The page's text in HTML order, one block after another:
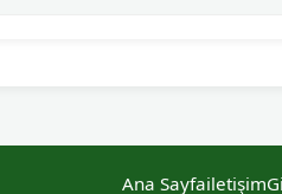
Ana Sayfailetişim